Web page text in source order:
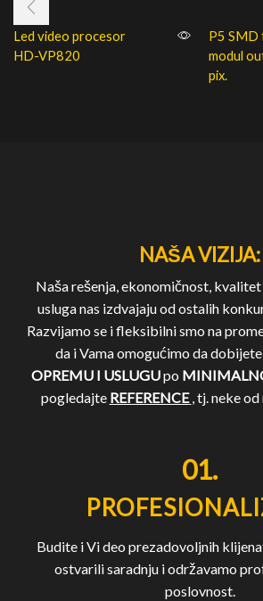
Led video procesor
HD-VP820
P5 SMD
modul
pix.
NAŠA VIZIJA:
Naša rešenja, ekonomičnost,
usluga nas izdvajaju od ostalih
Razvijamo se i fleksibilni smo na
da i Vama omogućimo da dobijete
OPREMU I USLUGUpo
pogledajte REFERENCE , tj. neke
01.
Budite i Vi deo prezadovoljnih
ostvarili saradnju i održavamo
poslovnost.